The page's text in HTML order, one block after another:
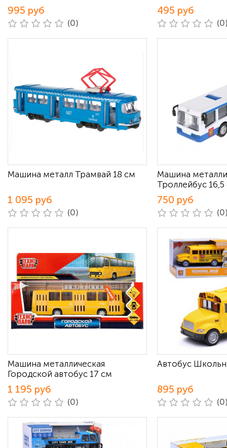
995 руб
(0)
495 руб
Машина металл Трамвай 18 см
1 095 руб
(0)
Машина
Троллейбус
750 руб
Машина металлическая
Городской автобус 17 см
1 195 руб
(0)
Автобус
895 руб